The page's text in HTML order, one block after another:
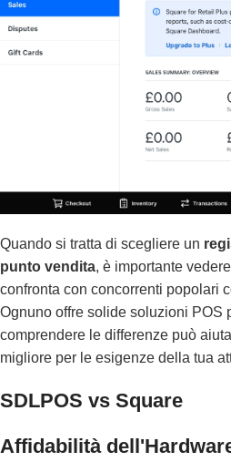
Quando si tratta di scegliere un
punto vendita, è importante
confronta con concorrenti popolari
Ognuno offre solide soluzioni POS
comprendere le differenze può
migliore per le esigenze della tua
SDLPOS vs Square
Affidabilità